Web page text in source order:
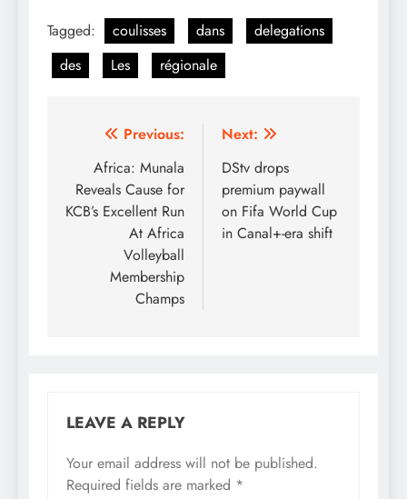
Tagged: coulisses dans
delegations
des
Les régionale
Post
navigation
Previous:
Africa: Munala
Reveals Cause for
KCB’s Excellent Run
At Africa
Volleyball
Membership
Champs
Next:
DStv drops
premium paywall
on Fifa World Cup
in Canal+-era shift
LEAVE A REPLY
Your email address will not be published.
Required fields are marked *